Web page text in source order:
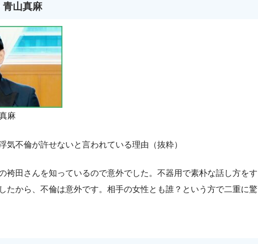
青山真麻
麻
気不倫が許せないと言われている理由（抜粋）
袴田さんを知っているので意外でした。不器用で素朴な話し方をす
たから、不倫は意外です。相手の女性とも誰？という方で二重に驚